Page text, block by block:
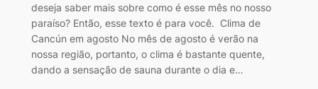
deseja saber mais sobre como é esse mês no nosso
paraíso? Então, esse texto é para você. Clima de
Cancún em agosto No mês de agosto é verão na
nossa região, portanto, o clima é bastante quente,
dando a sensação de sauna durante o dia e…